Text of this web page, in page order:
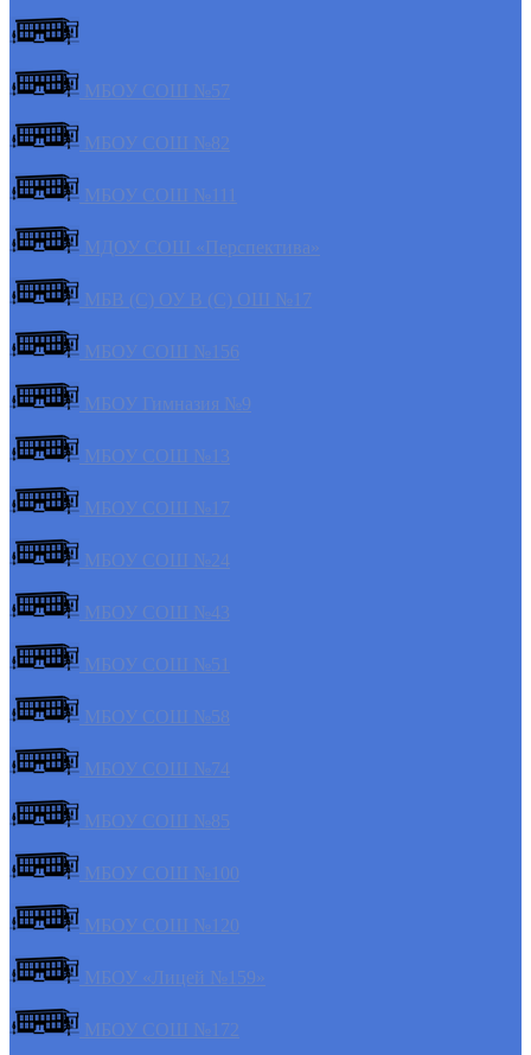
МБОУ СОШ №57
МБОУ СОШ №82
МБОУ СОШ №111
МДОУ СОШ «Перспектива»
МБВ (С) ОУ В (С) ОШ №17
МБОУ СОШ №156
МБОУ Гимназия №9
МБОУ СОШ №13
МБОУ СОШ №17
МБОУ СОШ №24
МБОУ СОШ №43
МБОУ СОШ №51
МБОУ СОШ №58
МБОУ СОШ №74
МБОУ СОШ №85
МБОУ СОШ №100
МБОУ СОШ №120
МБОУ «Лицей №159»
МБОУ СОШ №172